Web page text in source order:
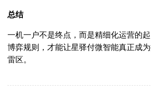
总结
一机一户不是终点，而是精细化运营的
博弈规则，才能让星驿付微智能真正成
雷区。